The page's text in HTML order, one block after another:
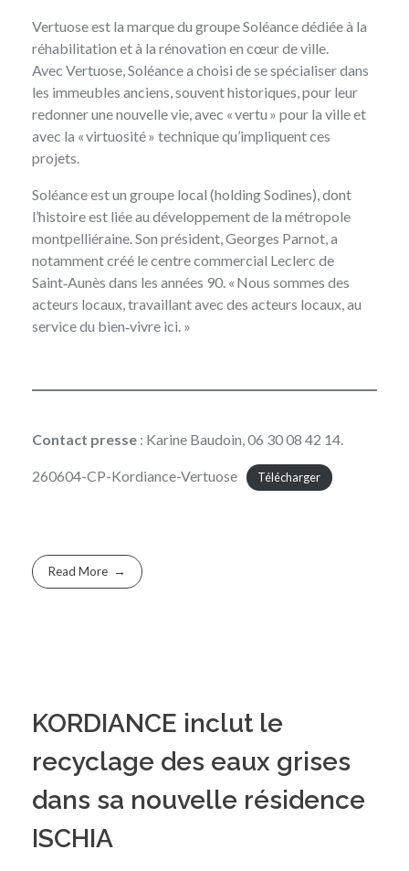
Vertuose est la marque du groupe Soléance dédiée à la
réhabilitation et à la rénovation en cœur de ville.
Avec Vertuose, Soléance a choisi de se spécialiser dans
les immeubles anciens, souvent historiques, pour leur
redonner une nouvelle vie, avec « vertu » pour la ville et
avec la « virtuosité » technique qu’impliquent ces
projets.
Soléance est un groupe local (holding Sodines), dont
l’histoire est liée au développement de la métropole
montpelliéraine. Son président, Georges Parnot, a
notamment créé le centre commercial Leclerc de
Saint‑Aunès dans les années 90. « Nous sommes des
acteurs locaux, travaillant avec des acteurs locaux, au
service du bien‑vivre ici. »
Contact presse : Karine Baudoin, 06 30 08 42 14.
260604-CP-Kordiance-Vertuose Télécharger
Read More
KORDIANCE inclut le
recyclage des eaux grises
dans sa nouvelle résidence
ISCHIA